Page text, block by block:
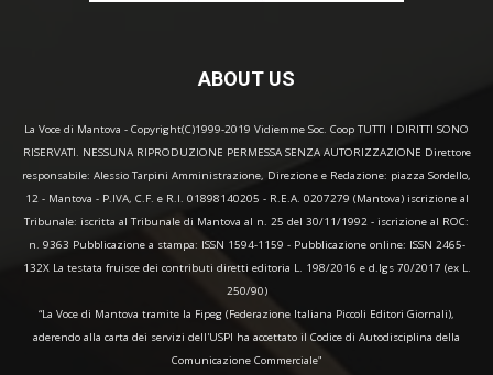
ABOUT US
La Voce di Mantova - Copyright(C)1999-2019 Vidiemme Soc. Coop TUTTI I DIRITTI SONO
RISERVATI. NESSUNA RIPRODUZIONE PERMESSA SENZA AUTORIZZAZIONE Direttore
responsabile: Alessio Tarpini Amministrazione, Direzione e Redazione: piazza Sordello,
12 - Mantova - P.IVA, C.F. e R.I. 01898140205 - R.E.A. 0207279 (Mantova) iscrizione al
Tribunale: iscritta al Tribunale di Mantova al n. 25 del 30/11/1992 - iscrizione al ROC:
n. 9363 Pubblicazione a stampa: ISSN 1594-1159 - Pubblicazione online: ISSN 2465-
132X La testata fruisce dei contributi diretti editoria L. 198/2016 e d.lgs 70/2017 (ex L.
250/90)
“La Voce di Mantova tramite la Fipeg (Federazione Italiana Piccoli Editori Giornali),
aderendo alla carta dei servizi dell'USPI ha accettato il Codice di Autodisciplina della
Comunicazione Commerciale"